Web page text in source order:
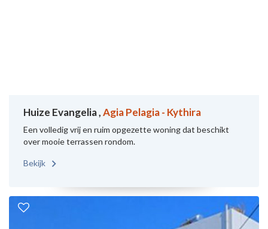
Huize Evangelia ,Agia Pelagia - Kythira
Een volledig vrij en ruim opgezette woning dat beschikt
over mooie terrassen rondom.
Bekijk